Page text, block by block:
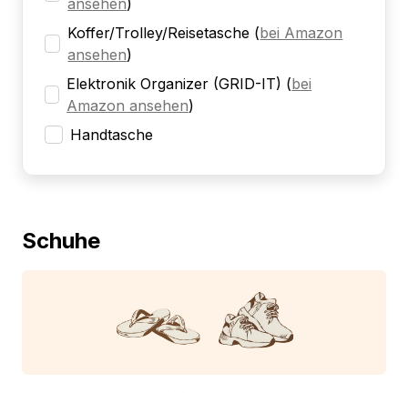
ansehen)
Koffer/Trolley/Reisetasche (bei Amazon
ansehen)
Elektronik Organizer (GRID-IT) (bei
Amazon ansehen)
Handtasche
Schuhe